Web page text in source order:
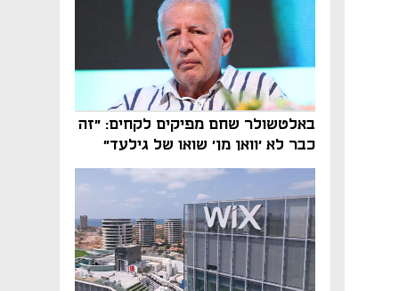
באלטשולר שחם מפיקים לקחים: "זה
כבר לא 'וואן מן' שואו של גילעד"